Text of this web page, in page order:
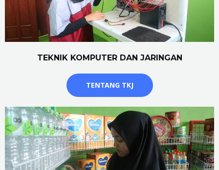
TEKNIK KOMPUTER DAN JARINGAN
TENTANG TKJ